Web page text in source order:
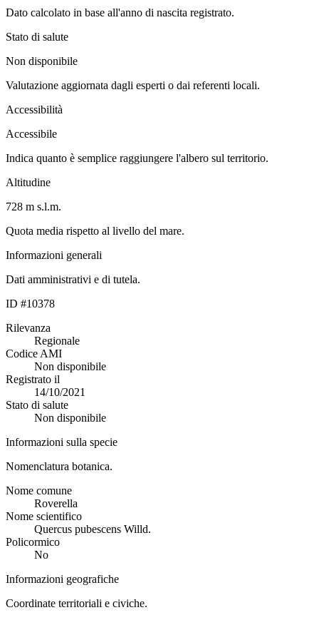
Dato calcolato in base all'anno di nascita registrato.
Stato di salute
Non disponibile
Valutazione aggiornata dagli esperti o dai referenti locali.
Accessibilità
Accessibile
Indica quanto è semplice raggiungere l'albero sul territorio.
Altitudine
728 m s.l.m.
Quota media rispetto al livello del mare.
Informazioni generali
Dati amministrativi e di tutela.
ID #10378
Rilevanza
Regionale
Codice AMI
Non disponibile
Registrato il
14/10/2021
Stato di salute
Non disponibile
Informazioni sulla specie
Nomenclatura botanica.
Nome comune
Roverella
Nome scientifico
Quercus pubescens Willd.
Policormico
No
Informazioni geografiche
Coordinate territoriali e civiche.